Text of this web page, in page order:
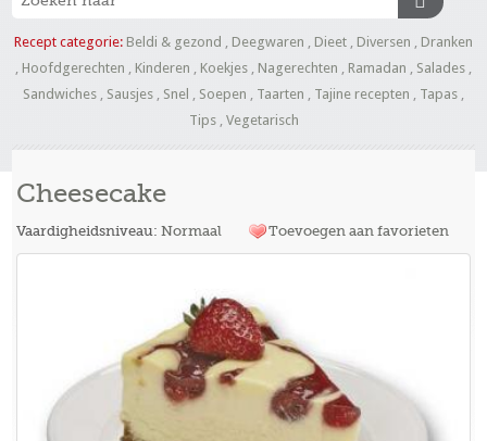
Recept categorie: Beldi & gezond , Deegwaren , Dieet , Diversen , Dranken
, Hoofdgerechten , Kinderen , Koekjes , Nagerechten , Ramadan , Salades ,
Sandwiches , Sausjes , Snel , Soepen , Taarten , Tajine recepten , Tapas ,
Tips, Vegetarisch
Cheesecake
Vaardigheidsniveau:Normaal Toevoegen aan favorieten